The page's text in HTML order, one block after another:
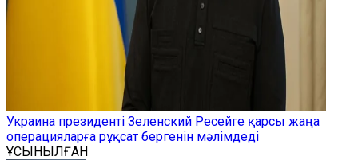
Украина президенті Зеленский Ресейге қарсы жаңа
операцияларға рұқсат бергенін мәлімдеді
ҰСЫНЫЛҒАН